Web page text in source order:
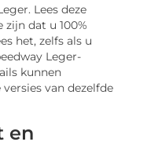
Lees deze
dat u 100%
het, zelfs als u
Leger-
kunnen
van dezelfde
en